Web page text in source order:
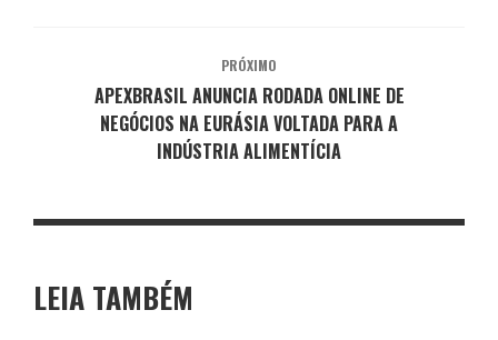
PRÓXIMO
APEXBRASIL ANUNCIA RODADA ONLINE DE
NEGÓCIOS NA EURÁSIA VOLTADA PARA A
INDÚSTRIA ALIMENTÍCIA
LEIA TAMBÉM